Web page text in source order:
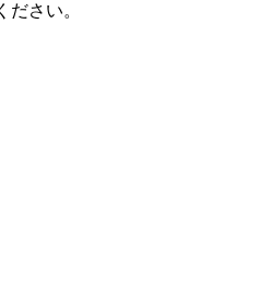
さい。